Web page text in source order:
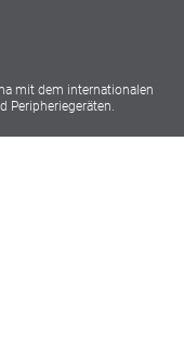
mit dem internationalen
Peripheriegeräten.